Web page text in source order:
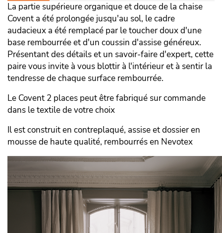
La partie supérieure organique et douce de la chaise
Covent a été prolongée jusqu'au sol, le cadre
audacieux a été remplacé par le toucher doux d'une
base rembourrée et d'un coussin d'assise généreux.
Présentant des détails et un savoir-faire d'expert, cette
paire vous invite à vous blottir à l'intérieur et à sentir la
tendresse de chaque surface rembourrée.
Le Covent 2 places peut être fabriqué sur commande
dans le textile de votre choix
Il est construit en contreplaqué, assise et dossier en
mousse de haute qualité, rembourrés en Nevotex